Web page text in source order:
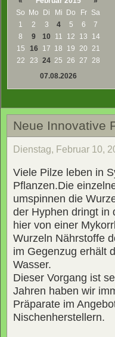
So Mo Di Mi Do Fr
Sa
1
2 3 4 5 6
7
8
9 10 11 12 13
14
15
16 17 18 19 20 21
22
23 24 25 26 27 28
07.08.2026
Neue Innovative
Dienstag, Februar 10,
Viele Pilze leben in
Pflanzen.Die
umspinnen die
der Hyphen dringt in
hier von einer
Wurzeln Nährstoffe
im Gegenzug erhält
Wasser.
Dieser Vorgang ist
Jahren haben wir
Präparate im
Nischenherstellern.